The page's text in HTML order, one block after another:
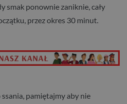
smak ponownie zaniknie, cały
przez okres 30 minut.
pamiętajmy aby nie